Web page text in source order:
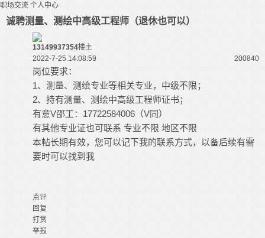
职场交流 个人中心
诚聘测量、测绘中高级工程师（退休也可以）
13149937354楼主
2022-7-25 14:08:59
200840
岗位要求：
1、测量、测绘专业等相关专业，中级不限；
2、持有测量、测绘中高级工程师证书；
有意V邵工：17722584006（V同）
有其他专业证也可联系 专业不限 地区不限
本帖长期有效，您可以记下我的联系方式，以备后续有需
要时可以找到我
点评
回复
打赏
举报